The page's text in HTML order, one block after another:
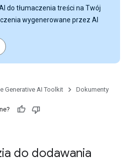
do tłumaczenia treści na Twój
wygenerowane przez AI
Generative AI Toolkit Dokumenty
do dodawania